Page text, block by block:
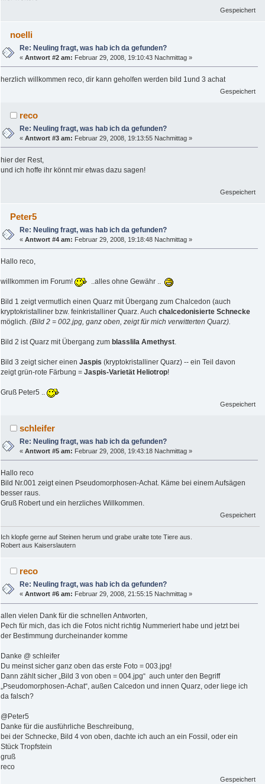
Gespeichert
noelli
Re: Neuling fragt, was hab ich da gefunden?
«Antwort #2 am: Februar 29, 2008, 19:10:43 Nachmittag »
herzlich willkommen reco, dir kann geholfen werden bild 1und 3 achat
Gespeichert
reco
Re: Neuling fragt, was hab ich da gefunden?
«Antwort #3 am: Februar 29, 2008, 19:13:55 Nachmittag »
hier der Rest,
und ich hoffe ihr könnt mir etwas dazu sagen!
Gespeichert
Peter5
Re: Neuling fragt, was hab ich da gefunden?
«Antwort #4 am: Februar 29, 2008, 19:18:48 Nachmittag »
Hallo reco,
willkommen im Forum! ..alles ohne Gewähr ..
Bild 1 zeigt vermutlich einen Quarz mit Übergang zum Chalcedon (auch
kryptokristalliner bzw. feinkristalliner Quarz. Auch chalcedonisierte Schnecke
möglich. (Bild 2 = 002.jpg, ganz oben, zeigt für mich verwitterten Quarz).
Bild 2 ist Quarz mit Übergang zum blasslila Amethyst
Bild 3 zeigt sicher einen Jaspis (kryptokristalliner Quarz) -- ein Teil davon
zeigt grün-rote Färbung = Jaspis-Varietät Heliotrop!
Gruß Peter5 ..
Gespeichert
schleifer
Re: Neuling fragt, was hab ich da gefunden?
«Antwort #5 am: Februar 29, 2008, 19:43:18 Nachmittag »
Hallo reco
Bild Nr.001 zeigt einen Pseudomorphosen-Achat. Käme bei einem Aufsägen
besser raus.
Gruß Robert und ein herzliches Willkommen.
Gespeichert
Ich klopfe gerne auf Steinen herum und grabe uralte tote Tiere aus.
Robert aus Kaiserslautern
reco
Re: Neuling fragt, was hab ich da gefunden?
«Antwort #6 am: Februar 29, 2008, 21:55:15 Nachmittag »
allen vielen Dank für die schnellen Antworten,
Pech für mich, das ich die Fotos nicht richtig Nummeriert habe und jetzt bei
der Bestimmung durcheinander komme
Danke @ schleifer
Du meinst sicher ganz oben das erste Foto = 003.jpg!
Dann zählt sicher „Bild 3 von oben = 004.jpg“ auch unter den Begriff
„Pseudomorphosen-Achat“, außen Calcedon und innen Quarz, oder liege ich
da falsch?
@Peter5
Danke für die ausführliche Beschreibung,
bei der Schnecke, Bild 4 von oben, dachte ich auch an ein Fossil, oder ein
Stück Tropfstein
gruß
reco
Gespeichert